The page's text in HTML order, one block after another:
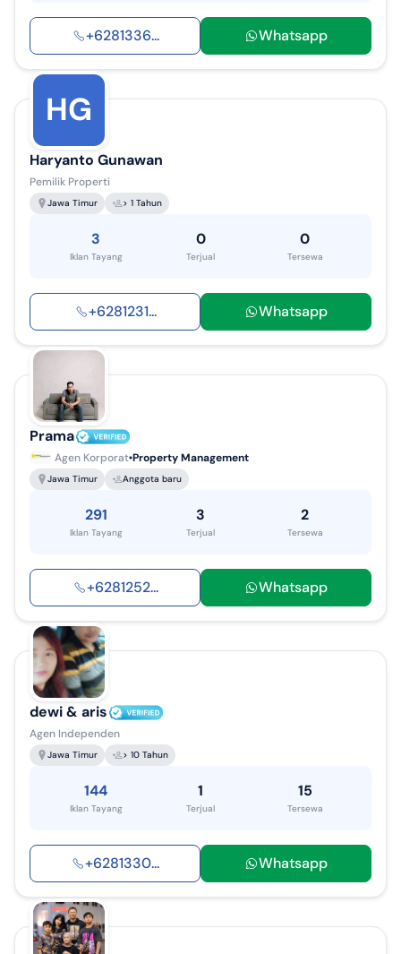
+6281336... Whatsapp
HG
Haryanto Gunawan
Pemilik Properti
Jawa Timur > 1 Tahun
3
Iklan Tayang
0
Terjual
0
Tersewa
+6281231... Whatsapp
Prama
Agen Korporat Property Management
Jawa Timur Anggota baru
291
Iklan Tayang
3
Terjual
2
Tersewa
+6281252... Whatsapp
dewi & aris
Agen Independen
Jawa Timur > 10 Tahun
144
Iklan Tayang
1
Terjual
15
Tersewa
+6281330... Whatsapp